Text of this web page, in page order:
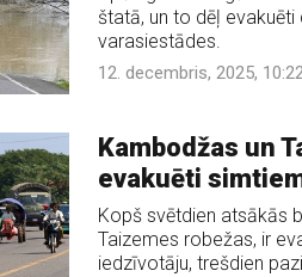
štatā, un to dēļ
varasiestādes.
12. decembris, 2025,
Kambodžas un
evakuēti
Kopš svētdien atsākās
Taizemes robežas, ir
iedzīvotāju, trešdien